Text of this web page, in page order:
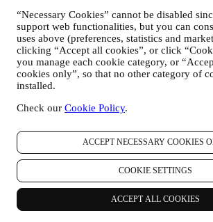
“Necessary Cookies” cannot be disabled
support web functionalities, but you can
uses above (preferences, statistics and
clicking “Accept all cookies”, or click
you manage each cookie category, or
cookies only”, so that no other category of
installed.
Check our Cookie Policy.
ACCEPT NECESSARY COOKIES
COOKIE SETTINGS
ACCEPT ALL COOKIES
AVIS PRODUITS : Si vous avez acheté
nous pouvons vous envoyer un courrier
vous demander votre avis sur ce produit.
intéressés par les commentaires de nos
fournir de telles informations) afin
nos produits et services. À la fin du
produit. L'avis n'est pas obligatoire, et
WHATSAPP FOR BUSINESS :
physiques utilisent WhatsApp Business
font la demande, uniquement pour
envoyer des informations sur nos
destiné à la vente de nos produits.
crédit ou autre information sensible ne
WhatsApp. Vous pouvez en savoir plus